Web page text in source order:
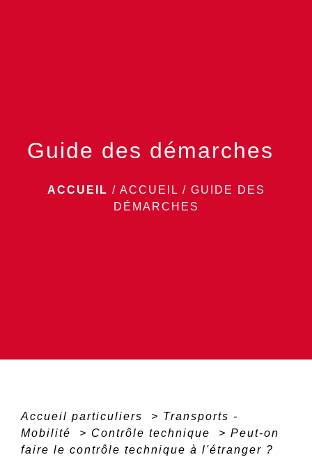
Guide des démarches
ACCUEIL / ACCUEIL / GUIDE DES
DÉMARCHES
Accueil particuliers > Transports -
Mobilité
> Contrôle technique > Peut-on
faire le contrôle technique à l'étranger ?